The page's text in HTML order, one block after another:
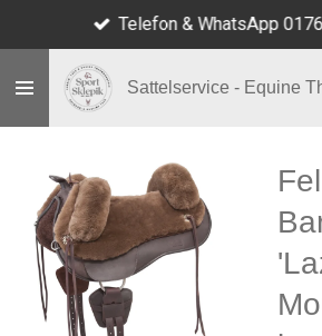
Hauptinhalt
springen
Sattelservice - Equine
Telefon & WhatsApp